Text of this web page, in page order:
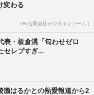
変わる
PR(合同会社デジタルファーム )
表・板倉滉「匂わせゼロ
セレブすぎ...
瀬はるかとの熱愛報道から2